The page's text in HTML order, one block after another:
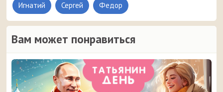
Игнатий Сергей Федор
Вам может понравиться